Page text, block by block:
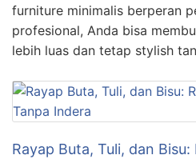
furniture minimalis berperan
profesional, Anda bisa
lebih luas dan tetap stylish
Rayap Buta, Tuli, dan Bisu: